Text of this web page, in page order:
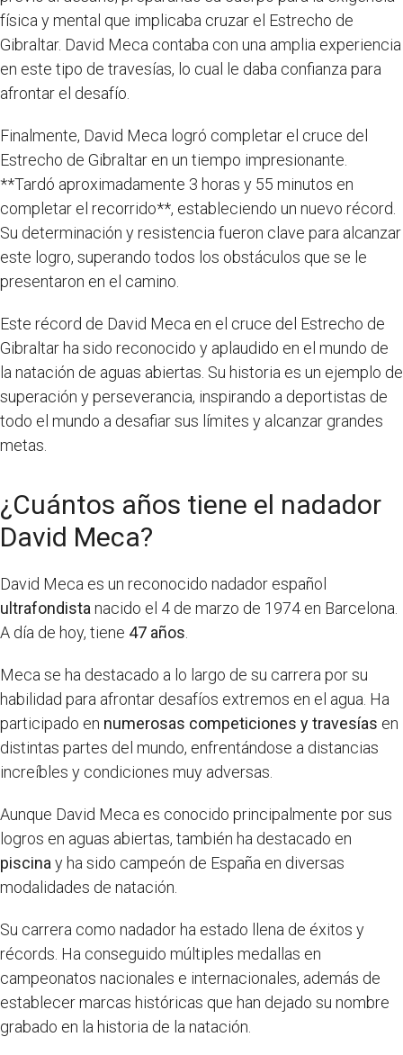
física y mental que implicaba cruzar el Estrecho de
Gibraltar. David Meca contaba con una amplia experiencia
en este tipo de travesías, lo cual le daba confianza para
afrontar el desafío.
Finalmente, David Meca logró completar el cruce del
Estrecho de Gibraltar en un tiempo impresionante.
**Tardó aproximadamente 3 horas y 55 minutos en
completar el recorrido**, estableciendo un nuevo récord.
Su determinación y resistencia fueron clave para alcanzar
este logro, superando todos los obstáculos que se le
presentaron en el camino.
Este récord de David Meca en el cruce del Estrecho de
Gibraltar ha sido reconocido y aplaudido en el mundo de
la natación de aguas abiertas. Su historia es un ejemplo de
superación y perseverancia, inspirando a deportistas de
todo el mundo a desafiar sus límites y alcanzar grandes
metas.
¿Cuántos años tiene el nadador
David Meca?
David Meca es un reconocido nadador español
ultrafondistanacido el 4 de marzo de 1974 en Barcelona.
A día de hoy, tiene 47 años.
Meca se ha destacado a lo largo de su carrera por su
habilidad para afrontar desafíos extremos en el agua. Ha
participado en numerosas competiciones y travesías en
distintas partes del mundo, enfrentándose a distancias
increíbles y condiciones muy adversas.
Aunque David Meca es conocido principalmente por sus
logros en aguas abiertas, también ha destacado en
piscinay ha sido campeón de España en diversas
modalidades de natación.
Su carrera como nadador ha estado llena de éxitos y
récords. Ha conseguido múltiples medallas en
campeonatos nacionales e internacionales, además de
establecer marcas históricas que han dejado su nombre
grabado en la historia de la natación.